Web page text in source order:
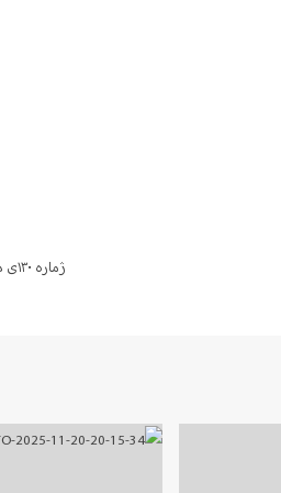
ژمارە ١٣٠ی دواڕۆژ بڵاو کرایەوە…